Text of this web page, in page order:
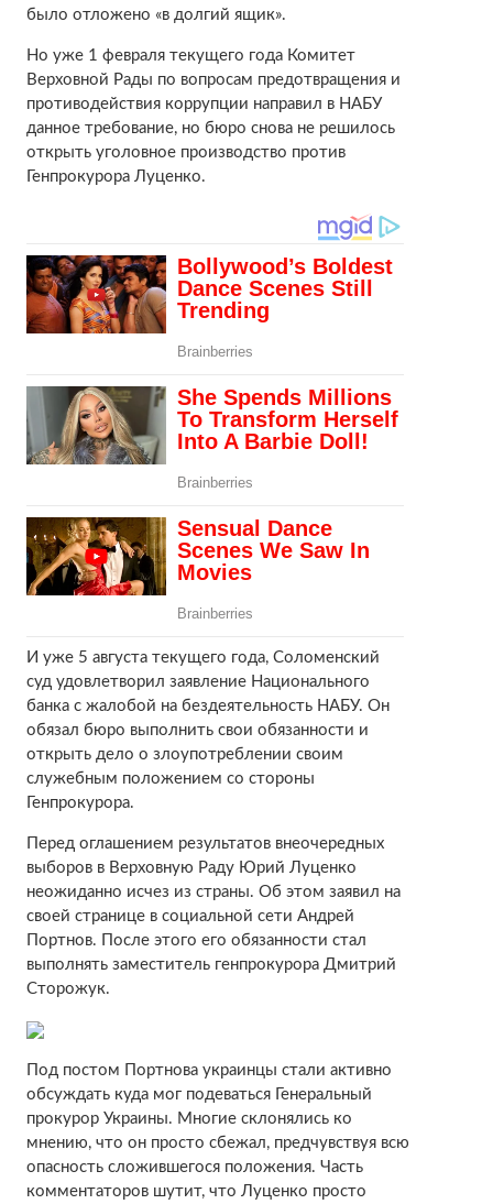
было отложено «в долгий ящик».
Но уже 1 февраля текущего года Комитет
Верховной Рады по вопросам предотвращения и
противодействия коррупции направил в НАБУ
данное требование, но бюро снова не решилось
открыть уголовное производство против
Генпрокурора Луценко.
И уже 5 августа текущего года, Соломенский
суд удовлетворил заявление Национального
банка с жалобой на бездеятельность НАБУ. Он
обязал бюро выполнить свои обязанности и
открыть дело о злоупотреблении своим
служебным положением со стороны
Генпрокурора.
Перед оглашением результатов внеочередных
выборов в Верховную Раду Юрий Луценко
неожиданно исчез из страны. Об этом заявил на
своей странице в социальной сети Андрей
Портнов. После этого его обязанности стал
выполнять заместитель генпрокурора Дмитрий
Сторожук.
Под постом Портнова украинцы стали активно
обсуждать куда мог подеваться Генеральный
прокурор Украины. Многие склонялись ко
мнению, что он просто сбежал, предчувствуя всю
опасность сложившегося положения. Часть
комментаторов шутит, что Луценко просто